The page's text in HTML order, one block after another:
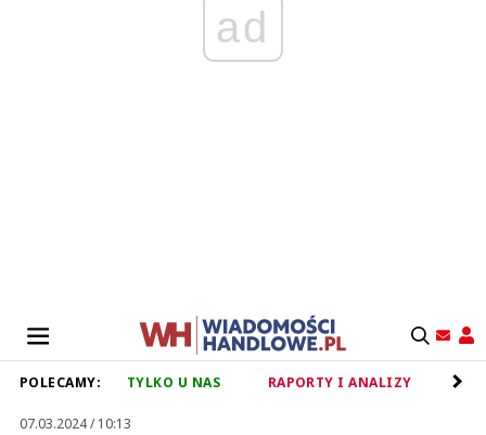
ad
POLECAMY: TYLKO U NAS RAPORTY I ANALIZY
07.03.2024 / 10:13